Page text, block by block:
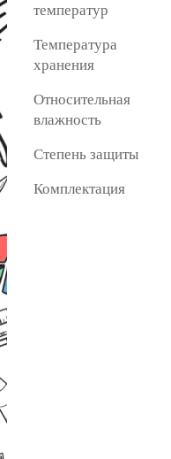
температур
Температура
хранения
Относительная
влажность
Степень защиты
Комплектация